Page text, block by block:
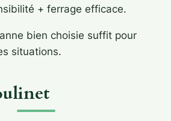
+ ferrage efficace.
bien choisie suffit pour
situations.